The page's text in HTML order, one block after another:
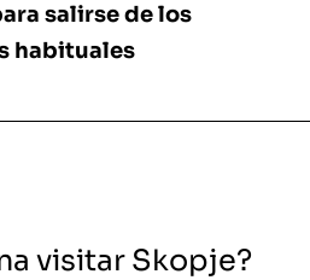
salirse de los
habituales
visitar Skopje?